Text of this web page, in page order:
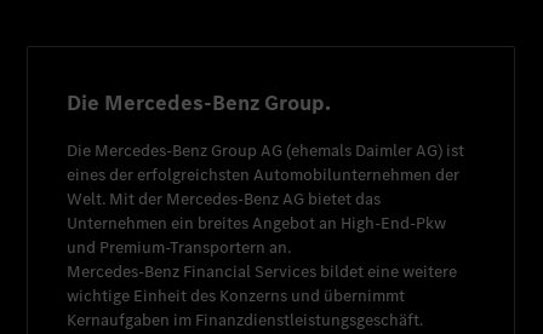
Die Mercedes-Benz Group.
Die Mercedes-Benz Group AG (ehemals Daimler AG) ist
eines der erfolgreichsten Automobilunternehmen der
Welt. Mit der Mercedes-Benz AG bietet das
Unternehmen ein breites Angebot an High-End-Pkw
und Premium-Transportern an.
Mercedes-Benz Financial Services bildet eine weitere
wichtige Einheit des Konzerns und übernimmt
Kernaufgaben im Finanzdienstleistungsgeschäft.